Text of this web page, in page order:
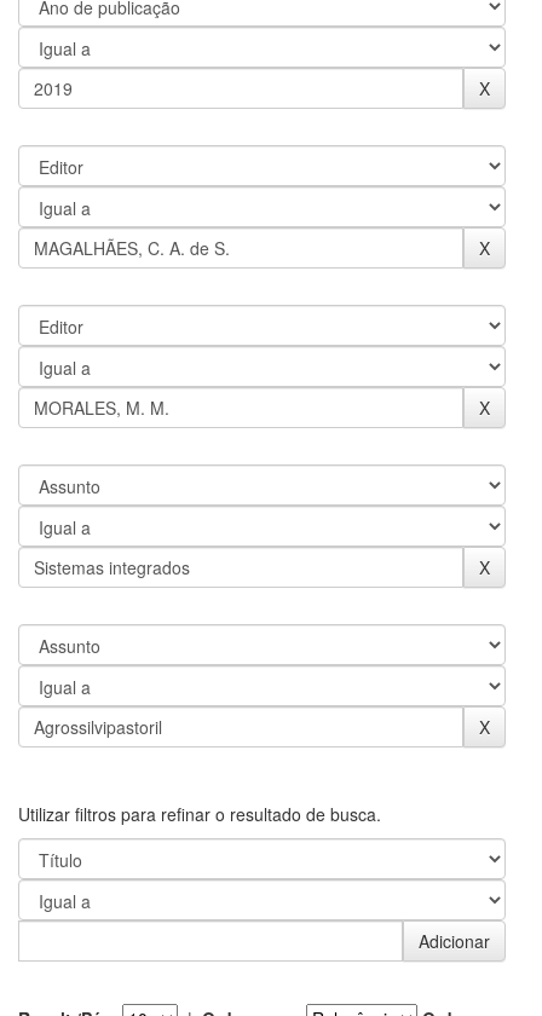
Utilizar filtros para refinar o resultado de busca.